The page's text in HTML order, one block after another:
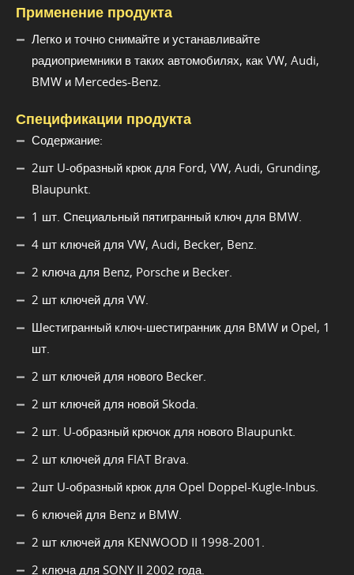
Применение продукта
Легко и точно снимайте и устанавливайте
радиоприемники в таких автомобилях, как VW, Audi,
BMW и Mercedes-Benz.
Спецификации продукта
Содержание:
2шт U-образный крюк для Ford, VW, Audi, Grunding,
Blaupunkt.
1 шт. Специальный пятигранный ключ для BMW.
4 шт ключей для VW, Audi, Becker, Benz.
2 ключа для Benz, Porsche и Becker.
2 шт ключей для VW.
Шестигранный ключ-шестигранник для BMW и Opel, 1
шт.
2 шт ключей для нового Becker.
2 шт ключей для новой Skoda.
2 шт. U-образный крючок для нового Blaupunkt.
2 шт ключей для FIAT Brava.
2шт U-образный крюк для Opel Doppel-Kugle-Inbus.
6 ключей для Benz и BMW.
2 шт ключей для KENWOOD II 1998-2001.
2 ключа для SONY II 2002 года.